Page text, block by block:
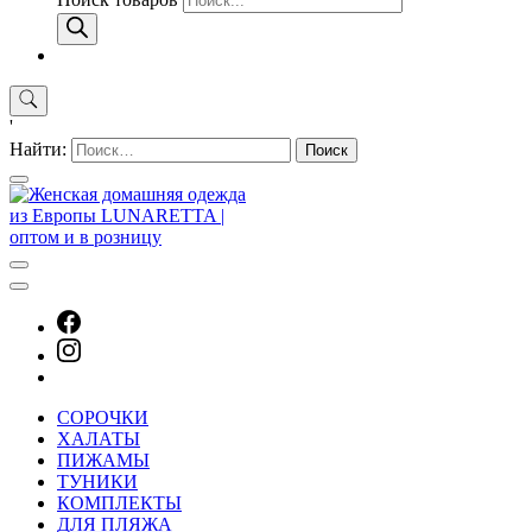
'
Найти:
СОРОЧКИ
ХАЛАТЫ
ПИЖАМЫ
ТУНИКИ
КОМПЛЕКТЫ
ДЛЯ ПЛЯЖА